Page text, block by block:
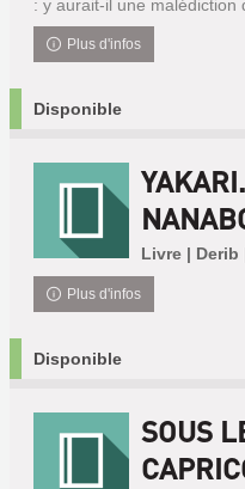
: y aurait-il une malédiction
Plus d'infos
Disponible
Livre | Derib
Plus d'infos
Disponible
SOUS